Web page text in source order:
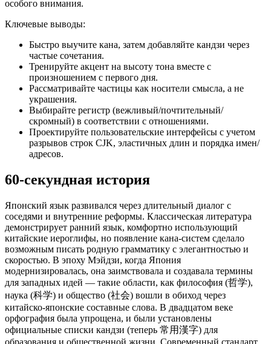
особого внимания.
Ключевые выводы:
Быстро выучите кана, затем добавляйте кандзи через
частые сочетания.
Тренируйте акцент на высоту тона вместе с
произношением с первого дня.
Рассматривайте частицы как носители смысла, а не
украшения.
Выбирайте регистр (вежливый/почтительный/
скромный) в соответствии с отношениями.
Проектируйте пользовательские интерфейсы с учетом
разрывов строк CJK, эластичных длин и порядка имен/
адресов.
60-секундная история
Японский язык развивался через длительный диалог с
соседями и внутренние реформы. Классическая литература
демонстрирует ранний язык, комфортно использующий
китайские иероглифы, но появление кана-систем сделало
возможным писать родную грамматику с элегантностью и
скоростью. В эпоху Мэйдзи, когда Япония
модернизировалась, она заимствовала и создавала термины
для западных идей — такие области, как философия (哲学),
наука (科学) и общество (社会) вошли в обиход через
китайско-японские составные слова. В двадцатом веке
орфография была упрощена, и были установлены
официальные списки кандзи (теперь 常用漢字) для
образования и общественной жизни. Современный стандарт